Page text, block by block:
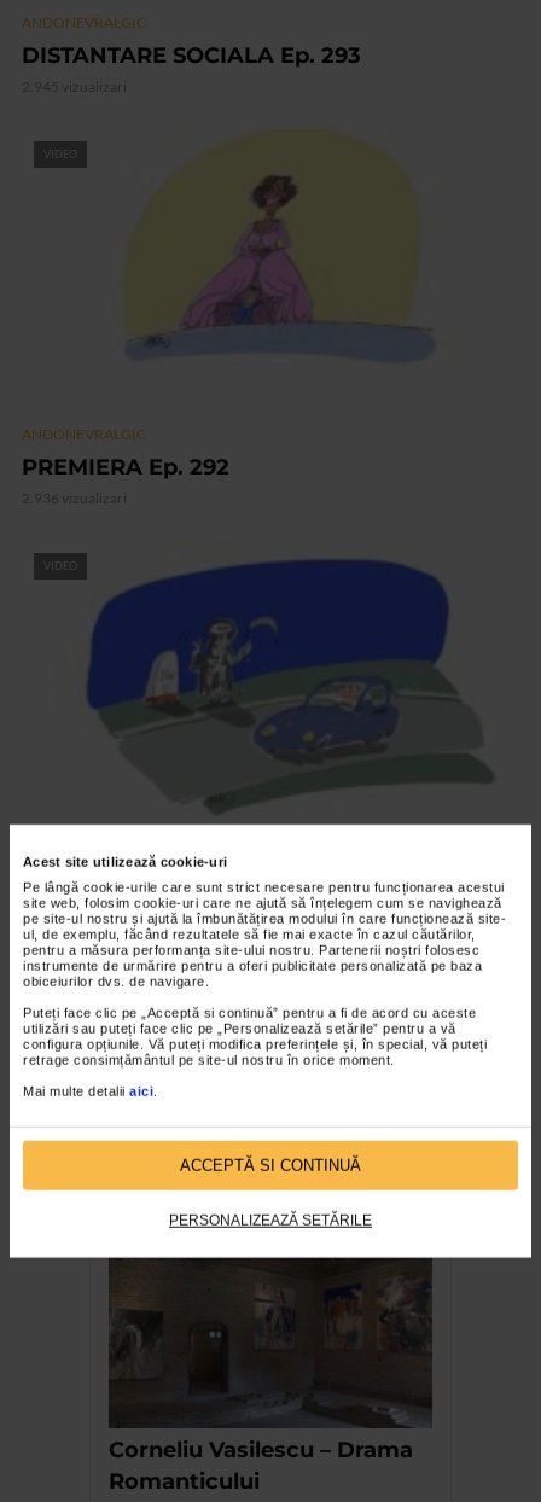
Acest site utilizează cookie-uri
Pe lângă cookie-urile care sunt strict necesare pentru funcționarea acestui
site web, folosim cookie-uri care ne ajută să înțelegem cum se navighează
pe site-ul nostru și ajută la îmbunătățirea modului în care funcționează site-
ul, de exemplu, făcând rezultatele să fie mai exacte în cazul căutărilor,
pentru a măsura performanța site-ului nostru. Partenerii noștri folosesc
instrumente de urmărire pentru a oferi publicitate personalizată pe baza
obiceiurilor dvs. de navigare.
Puteți face clic pe „Acceptă si continuă” pentru a fi de acord cu aceste
utilizări sau puteți face clic pe „Personalizează setările” pentru a vă
configura opțiunile. Vă puteți modifica preferințele și, în special, vă puteți
retrage consimțământul pe site-ul nostru în orice moment.
Mai multe detalii aici
ACCEPTĂ SI CONTINUĂ
PERSONALIZEAZĂ SETĂRILE
ANDONEVRALGIC
DISTANTARE SOCIALA Ep. 293
2.945 vizualizari
VIDEO
ANDONEVRALGIC
PREMIERA Ep. 292
2.936 vizualizari
VIDEO
AUTOSTOP Ep. 291
2.880 vizualizari
RECOMANDĂRI
Arta Romaneasca la Paris
Corneliu Vasilescu – Drama
Romanticului